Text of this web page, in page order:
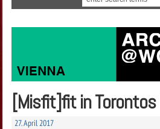
[Misfit]fit in Torontos
27. April 2017